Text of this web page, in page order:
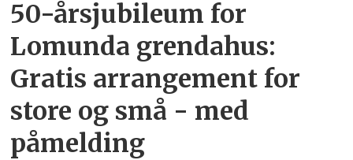
50-årsjubileum for
Lomunda grendahus:
Gratis arrangement for
store og små - med
påmelding